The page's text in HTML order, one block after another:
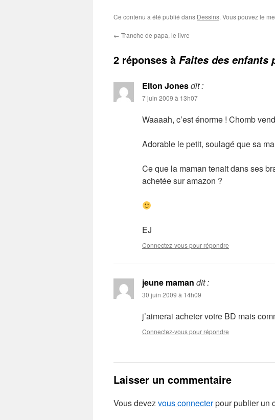
Ce contenu a été publié dans Dessins. Vous pouvez le
← Tranche de papa, le livre
2 réponses à Faites des enfants
Elton Jonesdit :
7 juin 2009 à 13h07
Waaaah, c’est énorme ! Chomb
Adorable le petit, soulagé que sa
Ce que la maman tenait dans ses
achetée sur amazon ?
EJ
Connectez-vous pour répondre
jeune maman dit :
30 juin 2009 à 14h09
j’aimerai acheter votre BD mais
Connectez-vous pour répondre
Laisser un commentaire
Vous devezvous connecterpour publier un